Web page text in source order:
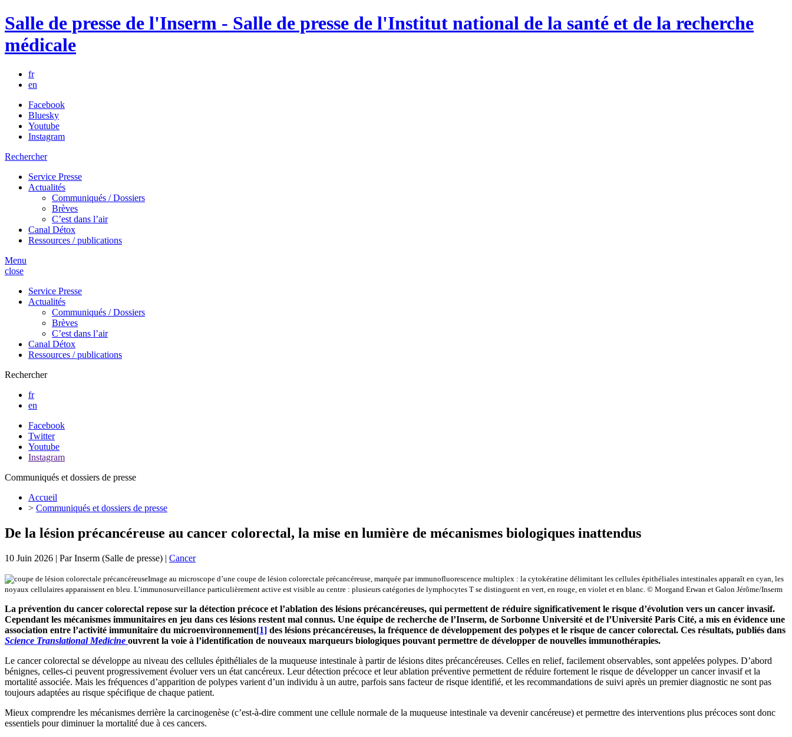
Salle de presse de l'Inserm - Salle de presse de l'Institut national de la santé et de la recherche
médicale
fr
en
Facebook
Bluesky
Youtube
Instagram
Rechercher
Service Presse
Actualités
Communiqués / Dossiers
Brèves
C’est dans l’air
Canal Détox
Ressources / publications
Menu
close
Service Presse
Actualités
Communiqués / Dossiers
Brèves
C’est dans l’air
Canal Détox
Ressources / publications
Rechercher
fr
en
Facebook
Twitter
Youtube
Instagram
Communiqués et dossiers de presse
Accueil
> Communiqués et dossiers de presse
De la lésion précancéreuse au cancer colorectal, la mise en lumière de mécanismes biologiques inattendus
10 Juin 2026 | ParInserm (Salle de presse) | Cancer
Image au microscope d’une coupe de lésion colorectale précancéreuse, marquée par immunofluorescence multiplex : la cytokératine délimitant les cellules épithéliales intestinales apparaît en cyan, les
noyaux cellulaires apparaissent en bleu. L’immunosurveillance particulièrement active est visible au centre : plusieurs catégories de lymphocytes T se distinguent en vert, en rouge, en violet et en blanc. © Morgand Erwan et Galon Jérôme/Inserm
La prévention du cancer colorectal repose sur la détection précoce et l’ablation des lésions précancéreuses, qui permettent de réduire significativement le risque d’évolution vers un cancer invasif.
Cependant les mécanismes immunitaires en jeu dans ces lésions restent mal connus. Une équipe de recherche de l’Inserm, de Sorbonne Université et de l’Université Paris Cité, a mis en évidence une
association entre l’activité immunitaire du microenvironnement[1] des lésions précancéreuses, la fréquence de développement des polypes et le risque de cancer colorectal. Ces résultats, publiés dans
Science Translational Medicine ouvrent la voie à l’identification de nouveaux marqueurs biologiques pouvant permettre de développer de nouvelles immunothérapies.
Le cancer colorectal se développe au niveau des cellules épithéliales de la muqueuse intestinale à partir de lésions dites précancéreuses. Celles en relief, facilement observables, sont appelées polypes. D’abord
bénignes, celles-ci peuvent progressivement évoluer vers un état cancéreux. Leur détection précoce et leur ablation préventive permettent de réduire fortement le risque de développer un cancer invasif et la
mortalité associée. Mais les fréquences d’apparition de polypes varient d’un individu à un autre, parfois sans facteur de risque identifié, et les recommandations de suivi après un premier diagnostic ne sont pas
toujours adaptées au risque spécifique de chaque patient.
Mieux comprendre les mécanismes derrière la carcinogenèse (c’est-à-dire comment une cellule normale de la muqueuse intestinale va devenir cancéreuse) et permettre des interventions plus précoces sont donc
essentiels pour diminuer la mortalité due à ces cancers.